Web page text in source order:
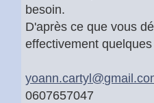
besoin.
D'après ce que vous
effectivement
yoann.cartyl@
0607657047